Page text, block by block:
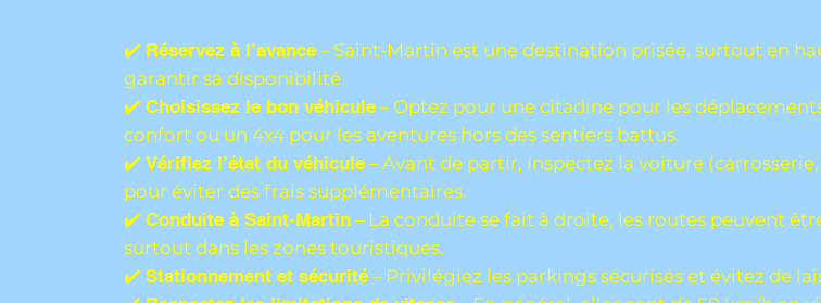
✔️ Réservez à l’avance– Saint-Martin est une destination prisée, surtout en
garantir sa disponibilité.
✔️ Choisissez le bon véhicule– Optez pour une citadine pour les
confort ou un 4x4 pour les aventures hors des sentiers battus.
✔️ Vérifiez l’état du véhicule– Avant de partir, inspectez la voiture
pour éviter des frais supplémentaires.
✔️ Conduite à Saint-Martin– La conduite se fait à droite, les routes peuvent
surtout dans les zones touristiques.
✔️ Stationnement et sécurité– Privilégiez les parkings sécurisés et évitez de